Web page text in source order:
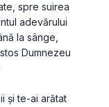
spre suirea
adevărului
la sânge,
Dumnezeu
și te-ai arătat